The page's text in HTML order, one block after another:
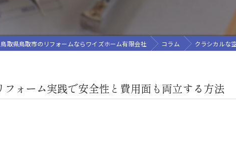
鳥取県鳥取市のリフォームならワイズホーム有限会社 コラム クラシカルな
ォーム実践で安全性と費用面も両立する方法